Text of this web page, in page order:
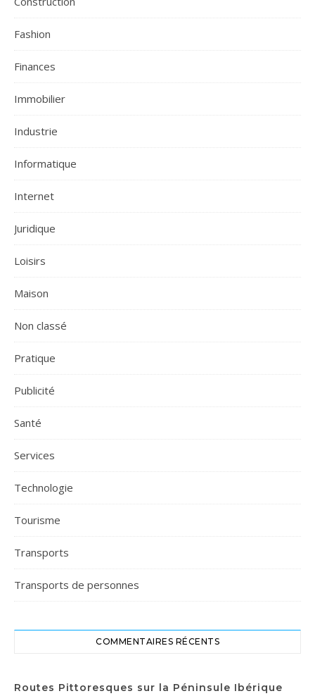
Fashion
Finances
Immobilier
Industrie
Informatique
Internet
Juridique
Loisirs
Maison
Non classé
Pratique
Publicité
Santé
Services
Technologie
Tourisme
Transports
Transports de personnes
COMMENTAIRES RÉCENTS
Routes Pittoresques sur la Péninsule Ibérique